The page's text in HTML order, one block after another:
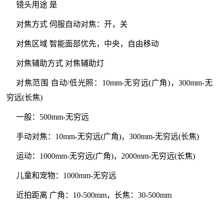
镜头用途 是
对焦方式 伺服自动对焦：开，关
对焦区域 智能面部优先，中央，自由移动
对焦辅助方式 对焦辅助灯
对焦范围 自动/低光照：10mm-无穷远(广角)，300mm-无
穷远(长焦)
一般：500mm-无穷远
手动对焦：10mm-无穷远(广角)，300mm-无穷远(长焦)
运动：1000mm-无穷远(广角)，2000mm-无穷远(长焦)
儿童和宠物：1000mm-无穷远
近拍距离 广角：10-500mm，长焦：30-500mm